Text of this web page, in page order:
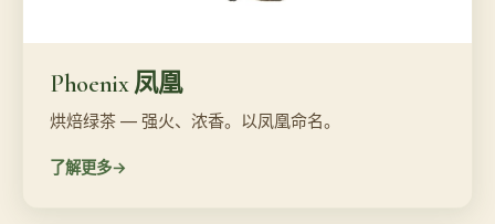
Phoenix 凤凰
烘焙绿茶 — 强火、浓香。以凤凰命名。
了解更多